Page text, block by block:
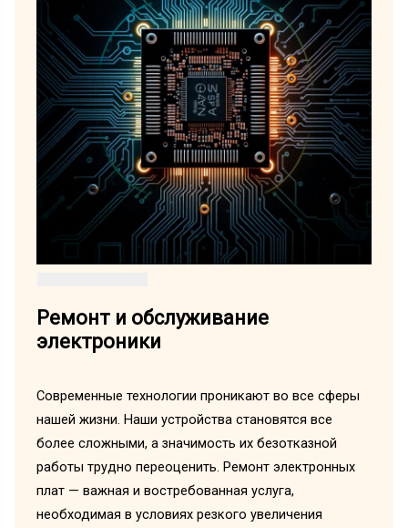
Ремонт и обслуживание
электроники
Современные технологии проникают во все сферы
нашей жизни. Наши устройства становятся все
более сложными, а значимость их безотказной
работы трудно переоценить. Ремонт электронных
плат — важная и востребованная услуга,
необходимая в условиях резкого увеличения